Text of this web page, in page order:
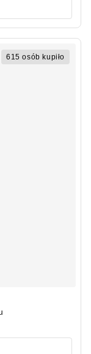
615 osób kupiło